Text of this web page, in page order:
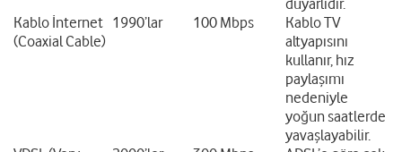
duyarlıdır.
Kablo İnternet
(Coaxial Cable)
1990’lar 100 Mbps
Kablo TV
altyapısını
kullanır, hız
paylaşımı
nedeniyle
yoğun saatlerde
yavaşlayabilir.